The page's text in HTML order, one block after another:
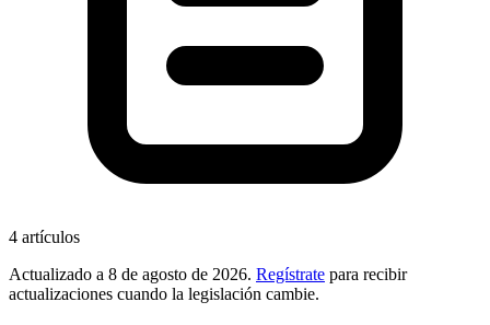
4 artículos
Actualizado a 8 de agosto de 2026. Regístrate para recibir
actualizaciones cuando la legislación cambie.